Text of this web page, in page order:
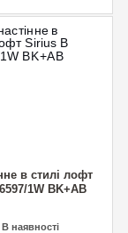
в стилі лофт
1W BK+AB
В наявності